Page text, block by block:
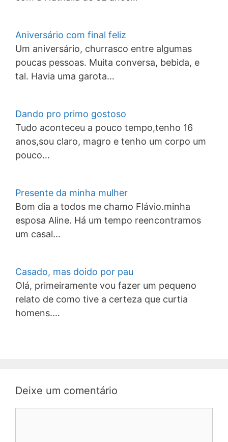
Aniversário com final feliz
Um aniversário, churrasco entre algumas
poucas pessoas. Muita conversa, bebida, e
tal. Havia uma garota…
Dando pro primo gostoso
Tudo aconteceu a pouco tempo,tenho 16
anos,sou claro, magro e tenho um corpo um
pouco…
Presente da minha mulher
Bom dia a todos me chamo Flávio.minha
esposa Aline. Há um tempo reencontramos
um casal…
Casado, mas doido por pau
Olá, primeiramente vou fazer um pequeno
relato de como tive a certeza que curtia
homens.…
Deixe um comentário